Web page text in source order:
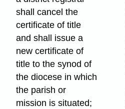
shall cancel the
certificate of title
and shall issue a
new certificate of
title to the synod of
the diocese in which
the parish or
mission is situated;